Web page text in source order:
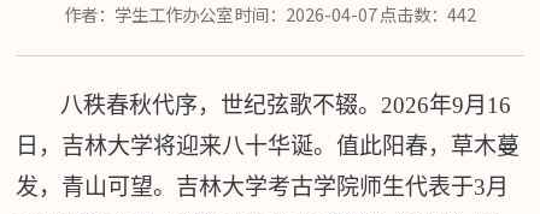
作者：学生工作办公室时间：2026-04-07点击数： 442
八秩春秋代序，世纪弦歌不辍。2026年9月16
日，吉林大学将迎来八十华诞。值此阳春，草木蔓
发，青山可望。吉林大学考古学院师生代表于3月